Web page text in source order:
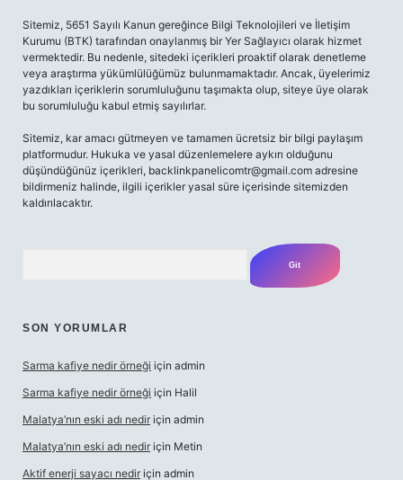
Sitemiz, 5651 Sayılı Kanun gereğince Bilgi Teknolojileri ve İletişim
Kurumu (BTK) tarafından onaylanmış bir Yer Sağlayıcı olarak hizmet
vermektedir. Bu nedenle, sitedeki içerikleri proaktif olarak denetleme
veya araştırma yükümlülüğümüz bulunmamaktadır. Ancak, üyelerimiz
yazdıkları içeriklerin sorumluluğunu taşımakta olup, siteye üye olarak
bu sorumluluğu kabul etmiş sayılırlar.
Sitemiz, kar amacı gütmeyen ve tamamen ücretsiz bir bilgi paylaşım
platformudur. Hukuka ve yasal düzenlemelere aykırı olduğunu
düşündüğünüz içerikleri, backlinkpanelicomtr@gmail.com adresine
bildirmeniz halinde, ilgili içerikler yasal süre içerisinde sitemizden
kaldırılacaktır.
SON YORUMLAR
Sarma kafiye nedir örneği için admin
Sarma kafiye nedir örneği için Halil
Malatya’nın eski adı nedir için admin
Malatya’nın eski adı nedir için Metin
Aktif enerji sayacı nedir için admin